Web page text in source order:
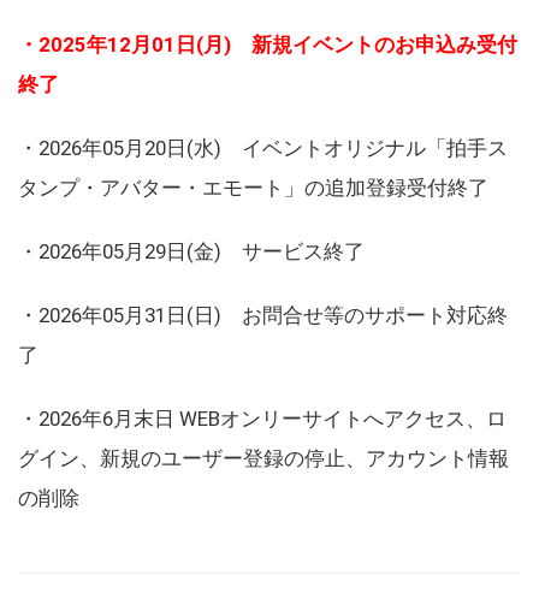
・2025年12月01日(月) 新規イベントのお申込み受付
終了
・2026年05月20日(水) イベントオリジナル「拍手ス
タンプ・アバター・エモート」の追加登録受付終了
・2026年05月29日(金) サービス終了
・2026年05月31日(日) お問合せ等のサポート対応終
了
・2026年6月末日 WEBオンリーサイトへアクセス、ロ
グイン、新規のユーザー登録の停止、アカウント情報
の削除